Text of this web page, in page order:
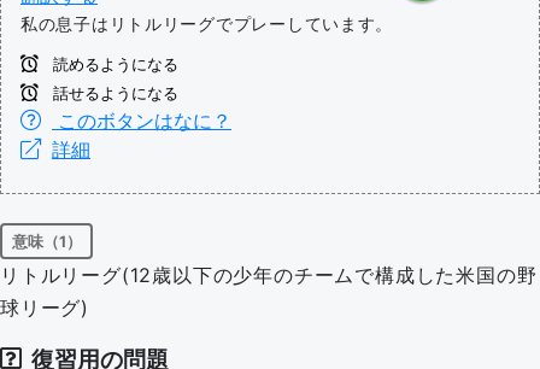
私の息子はリトルリーグでプレーしています。
読めるようになる
話せるようになる
このボタンはなに？
詳細
意味（1）
リトルリーグ(12歳以下の少年のチームで構成した米国の野
球リーグ)
復習用の問題